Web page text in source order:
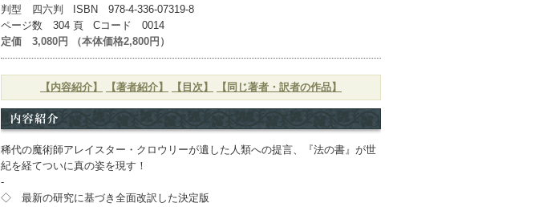
判型 四六判 ISBN 978-4-336-07319-8
ページ数 304 頁 Cコード 0014
定価 3,080円 （本体価格2,800円）
【内容紹介】 【著者紹介】 【目次】 【同じ著者・訳者の作品】
稀代の魔術師アレイスター・クロウリーが遺した人類への提言、『法の書』が世
紀を経てついに真の姿を現す！
-
◇ 最新の研究に基づき全面改訳した決定版